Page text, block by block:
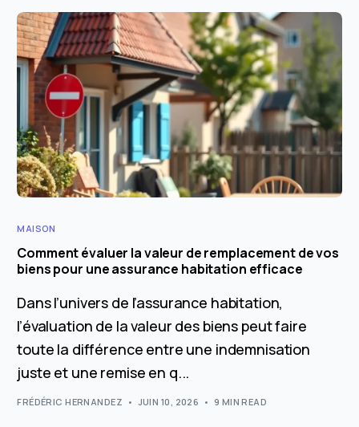
MAISON
Comment évaluer la valeur de remplacement de vos
biens pour une assurance habitation efficace
Dans l’univers de l’assurance habitation,
l’évaluation de la valeur des biens peut faire
toute la différence entre une indemnisation
juste et une remise en q...
FRÉDÉRIC HERNANDEZ JUIN 10, 2026 9 MIN READ